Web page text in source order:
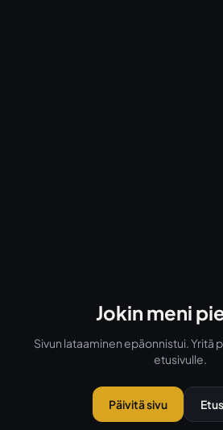
Jokin meni
Sivun lataaminen epäonnistui. Yritä
etusivulle.
Päivitä sivu